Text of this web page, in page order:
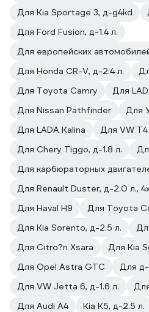
Для Kia Sportage 3, д-g4kd
Для Ford Fusion, д-1.4 л.
Для европейских
Для Honda CR-V, д-2.4 л.
Для Toyota Camry
Для
Для Nissan Pathfinder
Для
Для LADA Kalina
Для VW T4
Для Chery Tiggo, д-1.8 л.
Для карбюраторных
Для Renault Duster, д-2.0 л.,
Для Haval Н9
Для Toyota
Для Kia Sorento, д-2.5 л.
Для Citro?n Xsara
Для Kia
Для Opel Astra GTC
Для д-
Для VW Jetta 6, д-1.6 л.
Для Audi A4
Kia K5, д-2.5 л.